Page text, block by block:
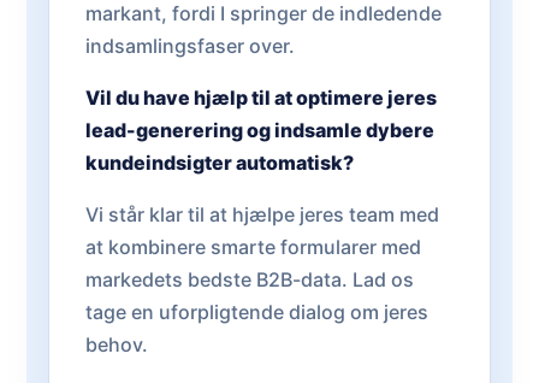
markant, fordi I springer de indledende
indsamlingsfaser over.
Vil du have hjælp til at optimere jeres
lead-generering og indsamle dybere
kundeindsigter automatisk?
Vi står klar til at hjælpe jeres team med
at kombinere smarte formularer med
markedets bedste B2B-data. Lad os
tage en uforpligtende dialog om jeres
behov.